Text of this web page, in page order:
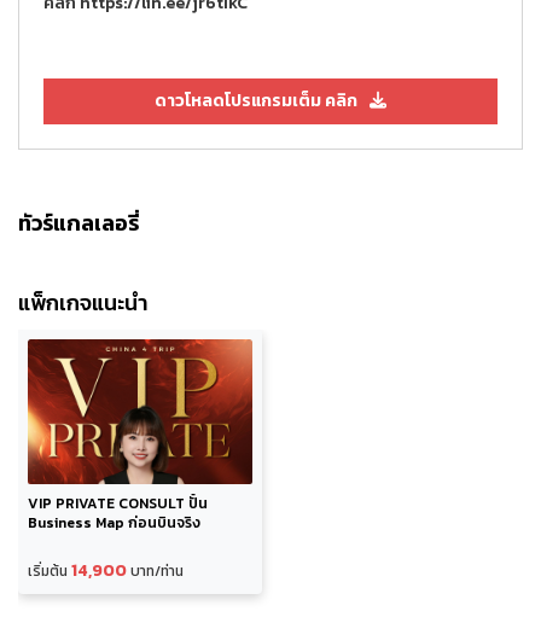
ดาวโหลดโปรแกรมเต็ม คลิก
ทัวร์แกลเลอรี่
แพ็กเกจแนะนำ
VIP PRIVATE CONSULT ปั้น
Business Map ก่อนบินจริง
เริ่มต้น 14,900บาท/ท่าน